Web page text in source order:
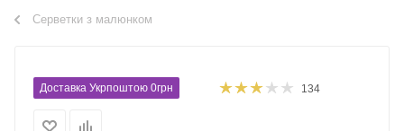
Серветки з малюнком
Доставка Укрпоштою 0грн 134